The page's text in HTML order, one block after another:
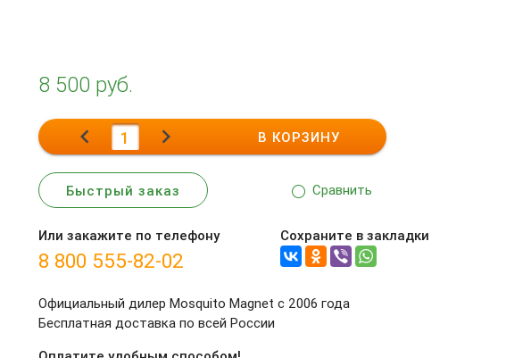
8 500 руб.
chevron_left 1 chevron_right В КОРЗИНУ
Быстрый заказ Сравнить
Или закажите по телефону
8 800 555-82-02
Сохраните в закладки
Официальный дилер Mosquito Magnet c 2006 года
Бесплатная доставка по всей России